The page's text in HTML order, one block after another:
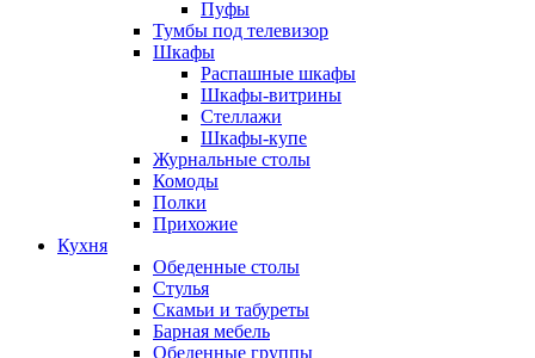
Пуфы
Тумбы под телевизор
Шкафы
Распашные шкафы
Шкафы-витрины
Стеллажи
Шкафы-купе
Журнальные столы
Комоды
Полки
Прихожие
Кухня
Обеденные столы
Стулья
Скамьи и табуреты
Барная мебель
Обеденные группы